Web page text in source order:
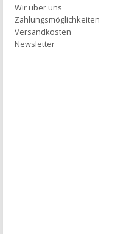
Wir über uns
Zahlungsmöglichkeiten
Versandkosten
Newsletter